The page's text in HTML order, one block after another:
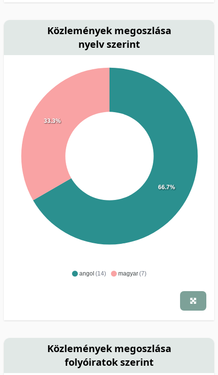
Közlemények megoszlása
nyelv szerint
angol (14) magyar(7)
66.7%
33.3%
Közlemények megoszlása
folyóiratok szerint